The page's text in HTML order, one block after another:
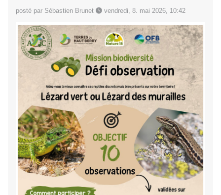
posté par Sébastien Brunet vendredi, 8. mai 2026, 10:42